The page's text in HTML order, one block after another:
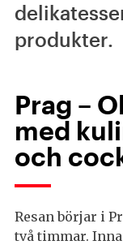
produkter.
Prag –
med
och
Resan börjar i
två timmar.